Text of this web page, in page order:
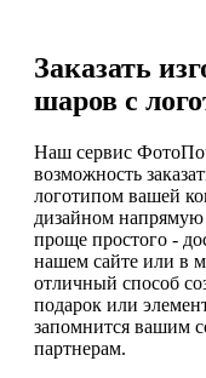
Заказать
шаров с
Наш сервис
возможность
логотипом вашей
дизайном напрямую
проще простого -
нашем сайте или в
отличный способ
подарок или
запомнится вашим
партнерам.